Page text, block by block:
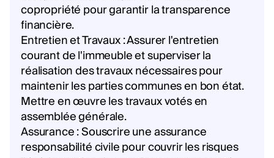
copropriété pour garantir la transparence
financière.
Entretien et Travaux : Assurer l'entretien
courant de l'immeuble et superviser la
réalisation des travaux nécessaires pour
maintenir les parties communes en bon état.
Mettre en œuvre les travaux votés en
assemblée générale.
Assurance : Souscrire une assurance
responsabilité civile pour couvrir les risques